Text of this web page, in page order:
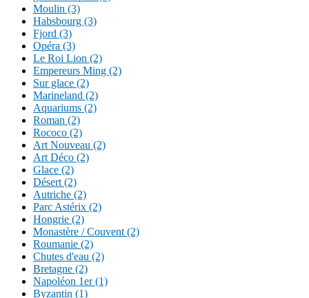
Moulin (3)
Habsbourg (3)
Fjord (3)
Opéra (3)
Le Roi Lion (2)
Empereurs Ming (2)
Sur glace (2)
Marineland (2)
Aquariums (2)
Roman (2)
Rococo (2)
Art Nouveau (2)
Art Déco (2)
Glace (2)
Désert (2)
Autriche (2)
Parc Astérix (2)
Hongrie (2)
Monastère / Couvent (2)
Roumanie (2)
Chutes d'eau (2)
Bretagne (2)
Napoléon 1er (1)
Byzantin (1)